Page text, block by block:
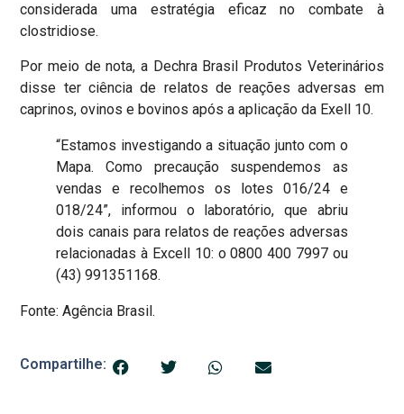
considerada uma estratégia eficaz no combate à
clostridiose.
Por meio de nota, a Dechra Brasil Produtos Veterinários
disse ter ciência de relatos de reações adversas em
caprinos, ovinos e bovinos após a aplicação da Exell 10.
“Estamos investigando a situação junto com o
Mapa. Como precaução suspendemos as
vendas e recolhemos os lotes 016/24 e
018/24”, informou o laboratório, que abriu
dois canais para relatos de reações adversas
relacionadas à Excell 10: o 0800 400 7997 ou
(43) 991351168.
Fonte: Agência Brasil.
Compartilhe: